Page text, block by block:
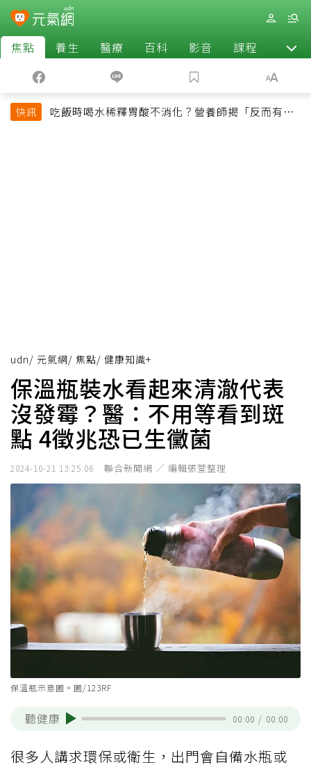
焦點 養生 醫療 百科 影音 課程 退休
快訊
吃飯時喝水稀釋胃酸不消化？營養師揭「反而有好
udn/ 元氣網/ 焦點/ 健康知識+
保溫瓶裝水看起來清澈代表
沒發霉？醫：不用等看到斑
點 4徵兆恐已生黴菌
2024-10-21 13:25:06 聯合新聞網 ／ 編輯張萱整理
保溫瓶示意圖。圖/123RF
聽健康 00:00 / 00:00
很多人講求環保或衛生，出門會自備水瓶或